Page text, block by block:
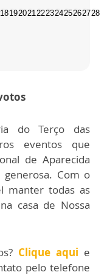
1819202122232425262728
do Terço das
eventos que
de Aparecida
generosa. Com o
manter todas as
casa de Nossa
Clique aqui e
pelo telefone